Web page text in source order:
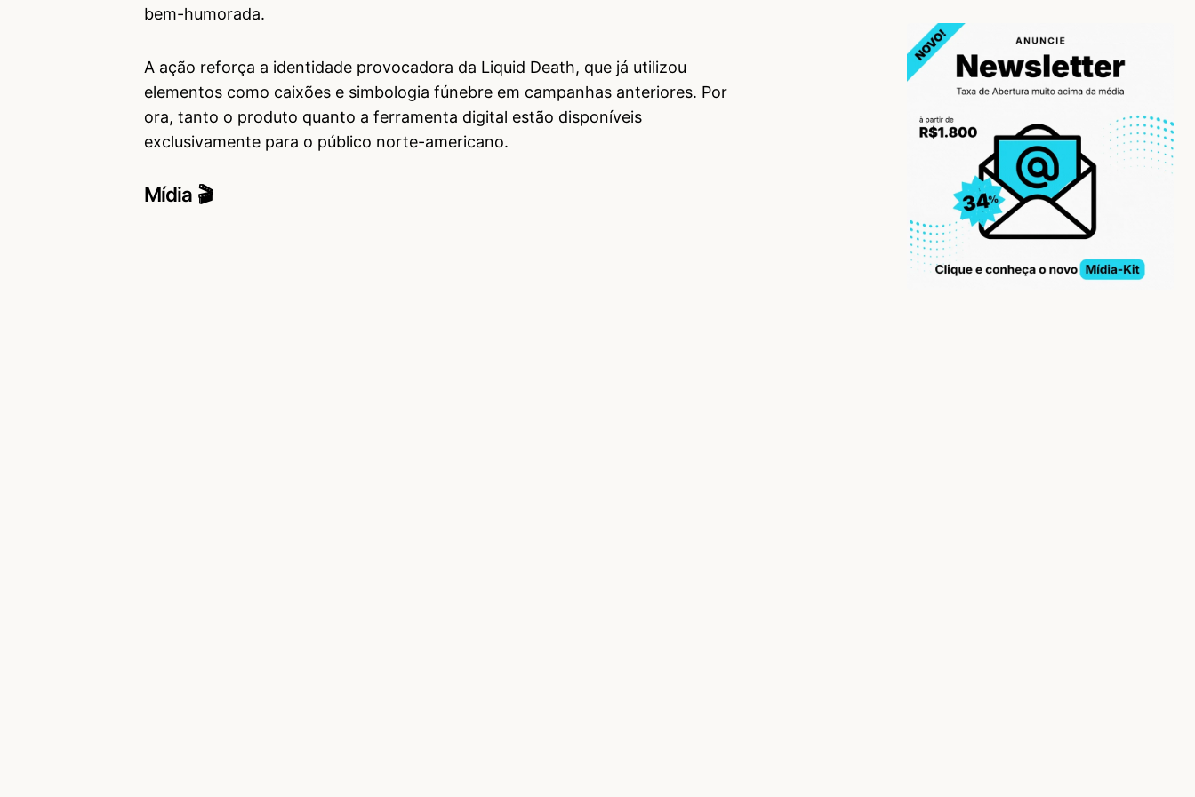
bem-humorada.
A ação reforça a identidade provocadora da Liquid Death, que já utilizou
elementos como caixões e simbologia fúnebre em campanhas anteriores. Por
ora, tanto o produto quanto a ferramenta digital estão disponíveis
exclusivamente para o público norte-americano.
Mídia 🎬